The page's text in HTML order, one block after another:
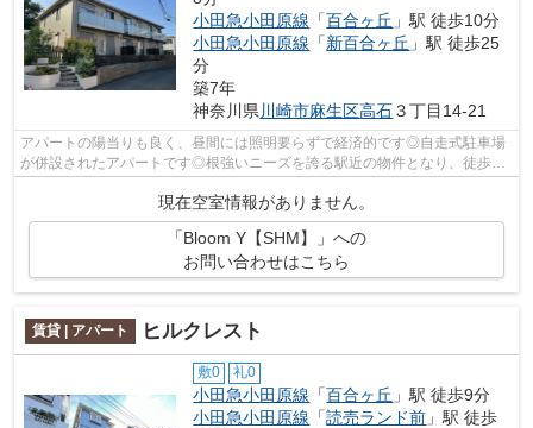
小田急小田原線 「百合ヶ丘 」駅 徒歩10分
小田急小田原線 「新百合ヶ丘 」駅 徒歩25
分
築7年
神奈川県川崎市麻生区高石３丁目14-21
アパートの陽当りも良く、昼間には照明要らずで経済的です◎自走式駐車場
が併設されたアパートです◎根強いニーズを誇る駅近の物件となり、徒歩8
現在空室情報がありません。
「Bloom Y【SHM】」への
お問い合わせはこちら
賃貸 | アパート ヒルクレスト
敷0 礼0
小田急小田原線 「百合ヶ丘 」駅 徒歩9分
小田急小田原線 「読売ランド前 」駅 徒歩